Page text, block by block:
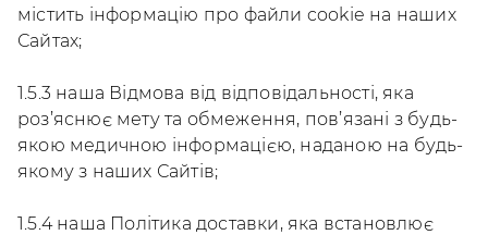
містить інформацію про файли cookie на наших
Сайтах;
1.5.3 наша Відмова від відповідальності, яка
роз’яснює мету та обмеження, пов’язані з будь-
якою медичною інформацією, наданою на будь-
якому з наших Сайтів;
1.5.4 наша Політика доставки, яка встановлює